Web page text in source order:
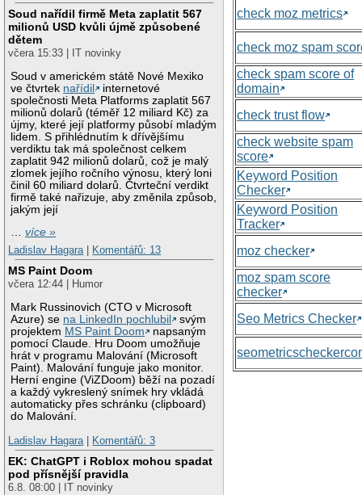
Soud nařídil firmě Meta zaplatit 567
milionů USD kvůli újmě způsobené
dětem
včera 15:33 | IT novinky
Soud v americkém státě Nové Mexiko
ve čtvrtek nařídil
internetové
společnosti Meta Platforms zaplatit 567
milionů dolarů (téměř 12 miliard Kč) za
újmy, které její platformy působí mladým
lidem. S přihlédnutím k dřívějšímu
verdiktu tak má společnost celkem
zaplatit 942 milionů dolarů, což je malý
zlomek jejího ročního výnosu, který loni
činil 60 miliard dolarů. Čtvrteční verdikt
firmě také nařizuje, aby změnila způsob,
jakým její
…více »
Ladislav Hagara
Komentářů: 13
MS Paint Doom
včera 12:44 | Humor
Mark Russinovich (CTO v Microsoft
Azure) se na LinkedIn pochlubil
svým
projektem MS Paint Doom
napsaným
pomocí Claude. Hru Doom umožňuje
hrát v programu Malování (Microsoft
Paint). Malování funguje jako monitor.
Herní engine (ViZDoom) běží na pozadí
a každý vykreslený snímek hry vkládá
automaticky přes schránku (clipboard)
do Malování.
Ladislav Hagara
Komentářů: 3
EK: ChatGPT i Roblox mohou spadat
pod přísnější pravidla
6.8. 08:00 | IT novinky
check moz metrics
check moz spam
check spam score of
domain
check trust flow
check website spam
score
Keyword Position
Checker
Keyword Position
Tracker
moz checker
moz spam score
checker
Seo Metrics Checker